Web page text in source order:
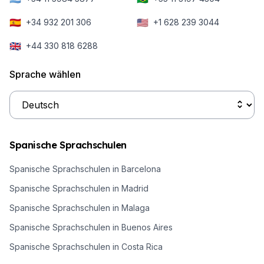
besonders
dann, wenn
Fremdsprachenkenntnisse
noch
bescheiden
sind, möchtest
gleich am
allerersten Tag
durch die Läden
fragen müssen,
um irgendwie
an dein
haben wir die
häufigsten
dann auch
🇪🇸 +34 932 201 306 🇺🇸 +1 628 239 3044
🇬🇧 +44 330 818 6288
Sprache wählen
Spanische Sprachschulen
Spanische Sprachschulen in Barcelona
Spanische Sprachschulen in Madrid
Spanische Sprachschulen in Malaga
Spanische Sprachschulen in Buenos Aires
Spanische Sprachschulen in Costa Rica